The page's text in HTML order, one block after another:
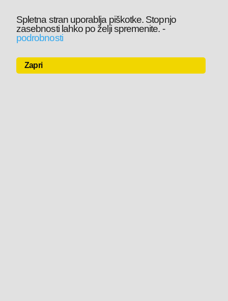
Spletna stran uporablja piškotke. Stopnjo
zasebnosti lahko po želji spremenite. -
podrobnosti
Zapri